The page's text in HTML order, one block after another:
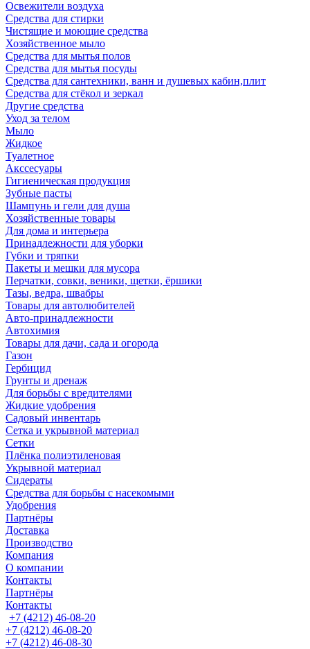
Освежители воздуха
Средства для стирки
Чистящие и моющие средства
Хозяйственное мыло
Средства для мытья полов
Средства для мытья посуды
Средства для сантехники, ванн и душевых кабин,плит
Средства для стёкол и зеркал
Другие средства
Уход за телом
Мыло
Жидкое
Туалетное
Акссесуары
Гигиеническая продукция
Зубные пасты
Шампунь и гели для душа
Хозяйственные товары
Для дома и интерьера
Принадлежности для уборки
Губки и тряпки
Пакеты и мешки для мусора
Перчатки, совки, веники, щетки, ёршики
Тазы, ведра, швабры
Товары для автолюбителей
Авто-принадлежности
Автохимия
Товары для дачи, сада и огорода
Газон
Гербицид
Грунты и дренаж
Для борьбы с вредителями
Жидкие удобрения
Садовый инвентарь
Сетка и укрывной материал
Сетки
Плёнка полиэтиленовая
Укрывной материал
Сидераты
Средства для борьбы с насекомыми
Удобрения
Партнёры
Доставка
Производство
Компания
О компании
Контакты
Партнёры
Контакты
+7 (4212) 46-08-20
+7 (4212) 46-08-20
+7 (4212) 46-08-30